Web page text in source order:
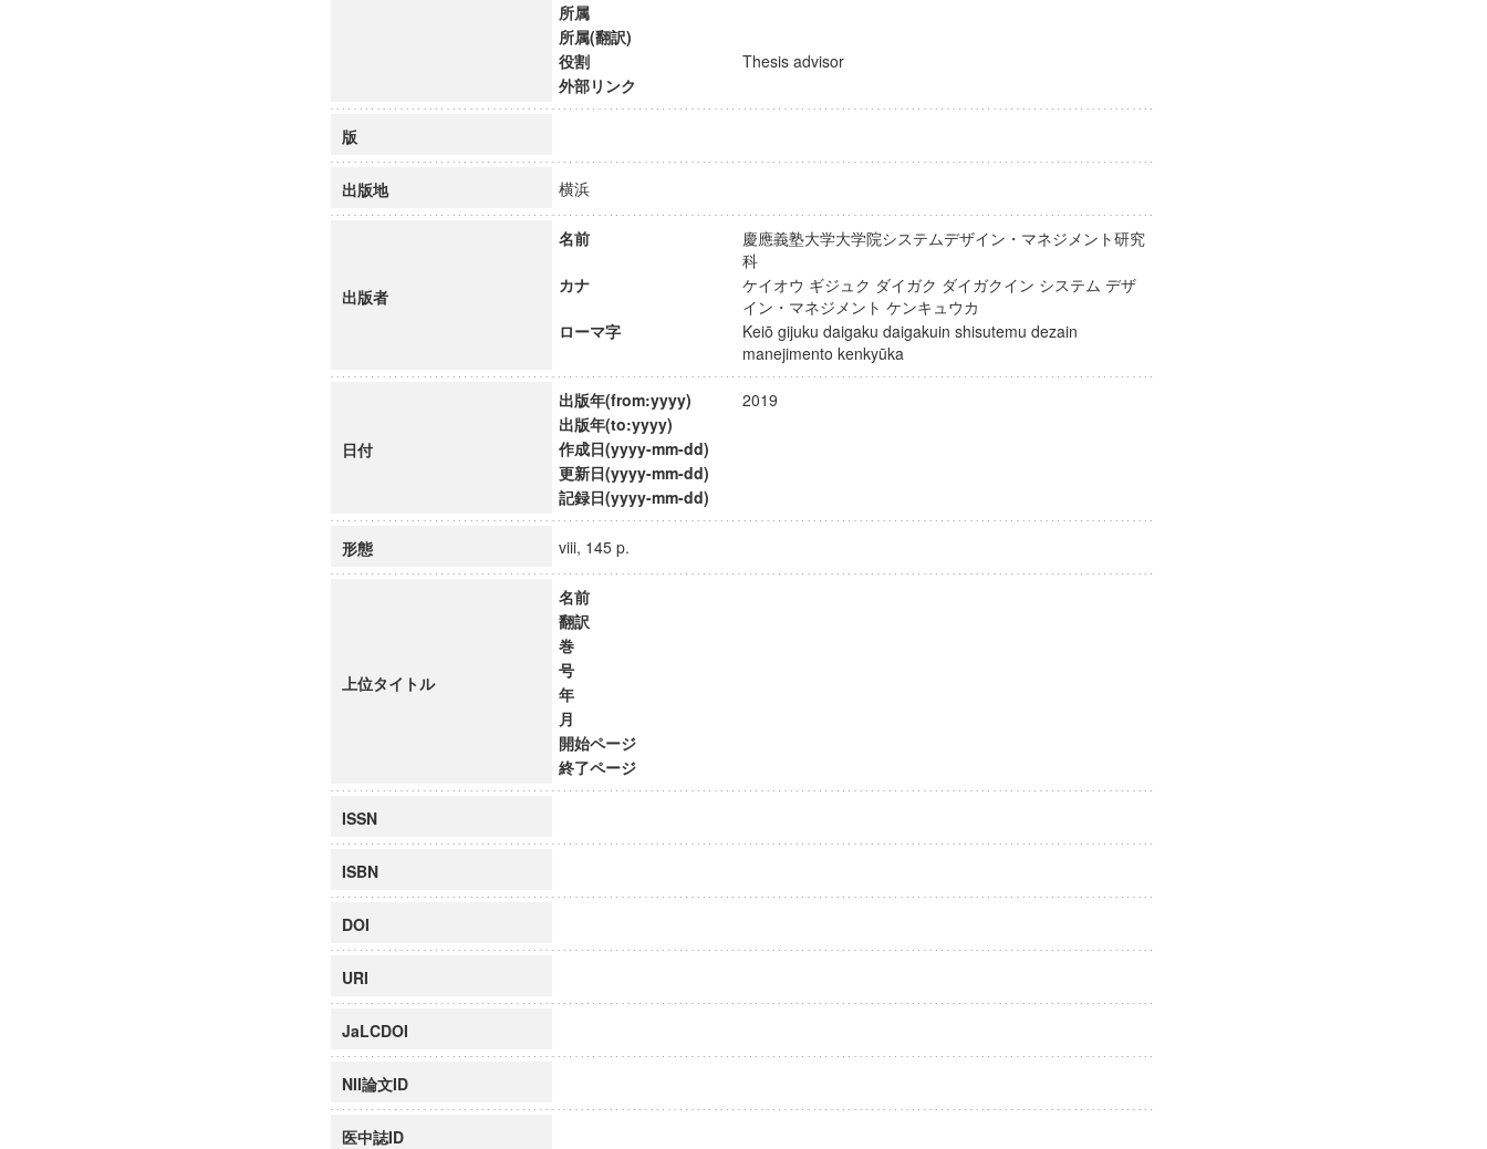
慶應義塾大学グローバルCOEプログラム市民社会ガバナンス教育研究センター
慶應義塾大学グローバルCOEプログラム論理と感性の先端的教育研究拠点
博士課程教育リーディングプログラム「超成熟社会発展のサイエンス」
所属
所属(翻訳)
役割
Thesis advisor
外部リンク
版
出版地 横浜
出版者
名前
慶應義塾大学大学院システムデザイン・マネジメント研究
科
カナ
ケイオウ ギジュク ダイガク ダイガクイン システム デザ
イン・マネジメント ケンキュウカ
ローマ字
Keiō gijuku daigaku daigakuin shisutemu dezain
manejimento kenkyūka
日付
出版年(from:yyyy)
2019
出版年(to:yyyy)
作成日(yyyy-mm-dd)
更新日(yyyy-mm-dd)
記録日(yyyy-mm-dd)
形態 viii, 145 p.
上位タイトル
名前
翻訳
巻
号
年
月
開始ページ
終了ページ
ISSN
ISBN
DOI
URI
JaLCDOI
NII論文ID
医中誌ID